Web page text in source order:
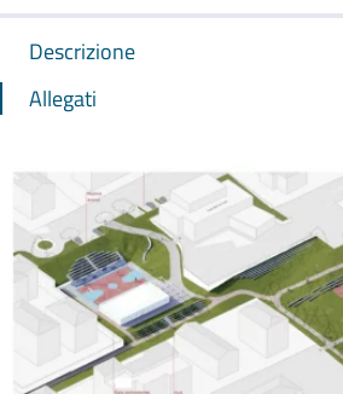
Descrizione
Allegati